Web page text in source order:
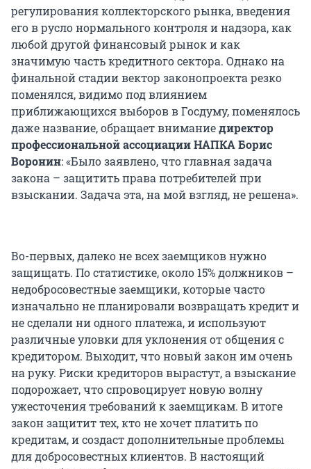
регулирования коллекторского рынка, введения
его в русло нормального контроля и надзора, как
любой другой финансовый рынок и как
значимую часть кредитного сектора. Однако на
финальной стадии вектор законопроекта резко
поменялся, видимо под влиянием
приближающихся выборов в Госдуму, поменялось
даже название, обращает вниманиедиректор
профессиональной ассоциации НАПКА Борис
Воронин: «Было заявлено, что главная задача
закона – защитить права потребителей при
взыскании. Задача эта, на мой взгляд, не решена».
Во-первых, далеко не всех заемщиков нужно
защищать. По статистике, около 15% должников –
недобросовестные заемщики, которые часто
изначально не планировали возвращать кредит и
не сделали ни одного платежа, и используют
различные уловки для уклонения от общения с
кредитором. Выходит, что новый закон им очень
на руку. Риски кредиторов вырастут, а взыскание
подорожает, что спровоцирует новую волну
ужесточения требований к заемщикам. В итоге
закон защитит тех, кто не хочет платить по
кредитам, и создаст дополнительные проблемы
для добросовестных клиентов. В настоящий